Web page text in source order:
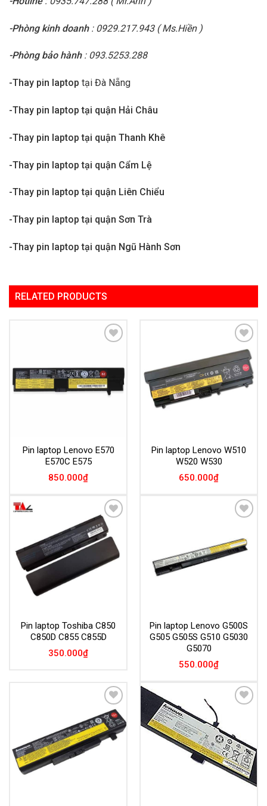
-Phòng kinh doanh: 0929.217.943 ( Ms.Hiền )
-Phòng bảo hành: 093.5253.288
-Thay pin laptop tại Đà Nẵng
-Thay pin laptop tại quận Hải Châu
-Thay pin laptop tại quận Thanh Khê
-Thay pin laptop tại quận Cẩm Lệ
-Thay pin laptop tại quận Liên Chiểu
-Thay pin laptop tại quận Sơn Trà
-Thay pin laptop tại quận Ngũ Hành Sơn
RELATED PRODUCTS
Pin laptop Lenovo E570
E570C E575
850.000₫
Add to
Wishlist
Pin laptop Lenovo W510
W520 W530
650.000₫
Add to
Wishlist
Pin laptop Toshiba C850
C850D C855 C855D
350.000₫
Pin laptop Lenovo G500S
G505 G505S G510 G5030
G5070
550.000₫
Add to
Wishlist